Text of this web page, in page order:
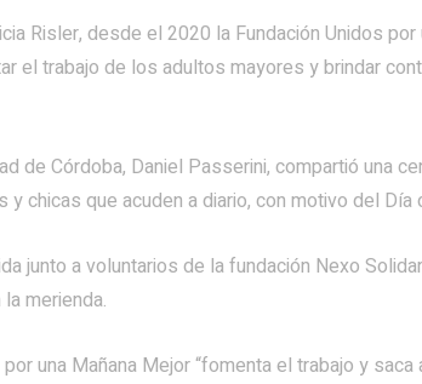
Risler, desde el 2020 la Fundación Unidos
el trabajo de los adultos mayores y brindar
de Córdoba, Daniel Passerini, compartió una
y chicas que acuden a diario, con motivo del
junto a voluntarios de la fundación Nexo
merienda.
una Mañana Mejor “fomenta el trabajo y